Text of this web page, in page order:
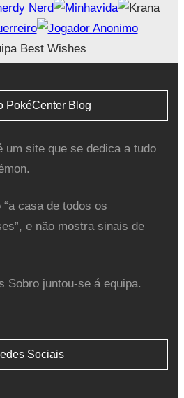
PokéCenter Blog
um site que se dedica a tudo
casa de todos os
e não mostra sinais de
Sobro juntou-se á equipa.
Sociais